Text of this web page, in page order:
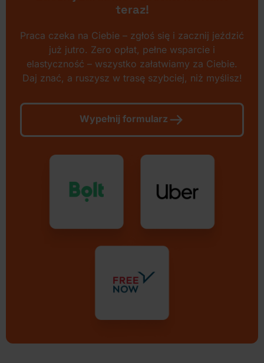
teraz!
Praca czeka na Ciebie – zgłoś się i zacznij jeździć
już jutro. Zero opłat, pełne wsparcie i
elastyczność – wszystko załatwiamy za Ciebie.
Daj znać, a ruszysz w trasę szybciej, niż myślisz!
Wypełnij formularz